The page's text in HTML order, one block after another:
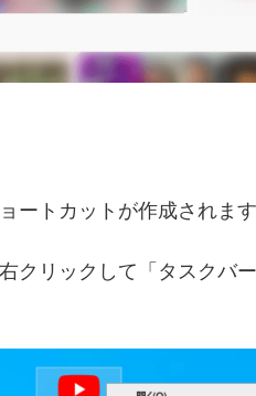
ートカットが作成されます
クリックして「タスクバ